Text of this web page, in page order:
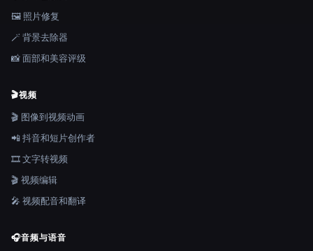
🖼️ 照片修复
🪄 背景去除器
📸 面部和美容评级
🎬视频
🎬 图像到视频动画
📲 抖音和短片创作者
🎞️ 文字转视频
🎬 视频编辑
🎤 视频配音和翻译
🎧音频与语音